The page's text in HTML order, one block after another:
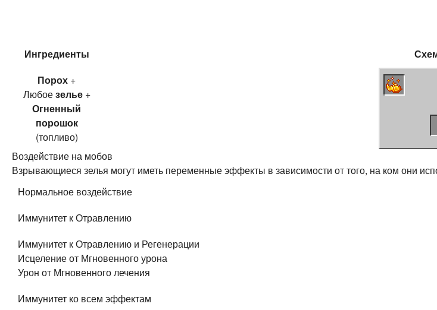
Ингредиенты
Порох +
Любоезелье+
Огненный
порошок
(топливо)
Воздействие на мобов
Взрывающиеся зелья могут иметь переменные эффекты в зависимости от того, на ком они
Нормальное воздействие
Иммунитет к Отравлению
Иммунитет к Отравлению и Регенерации
Исцеление от Мгновенного урона
Урон от Мгновенного лечения
Иммунитет ко всем эффектам